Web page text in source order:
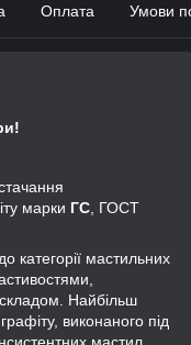
Оплата Умови
марки ГС , ГОСТ
мастильних
Найбільш
виконаного під
мастил,